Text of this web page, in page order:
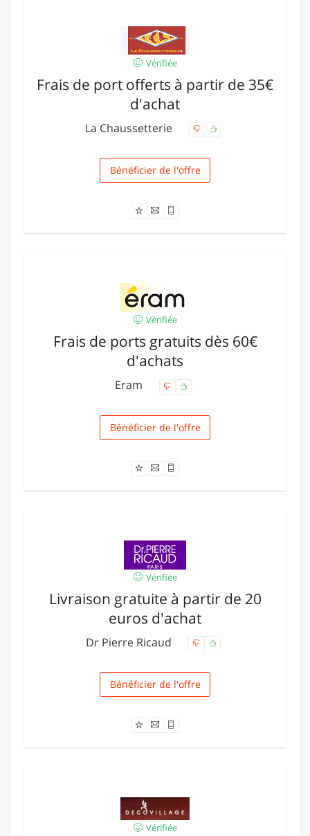
Vérifiée
Frais de port offerts à partir de 35€
d'achat
La Chaussetterie
Livraison
Bénéficier de l'offre
Vérifiée
Frais de ports gratuits dès 60€
d'achats
Eram
Livraison
Bénéficier de l'offre
Vérifiée
Livraison gratuite à partir de 20
euros d'achat
Dr Pierre Ricaud
Livraison
Bénéficier de l'offre
Vérifiée